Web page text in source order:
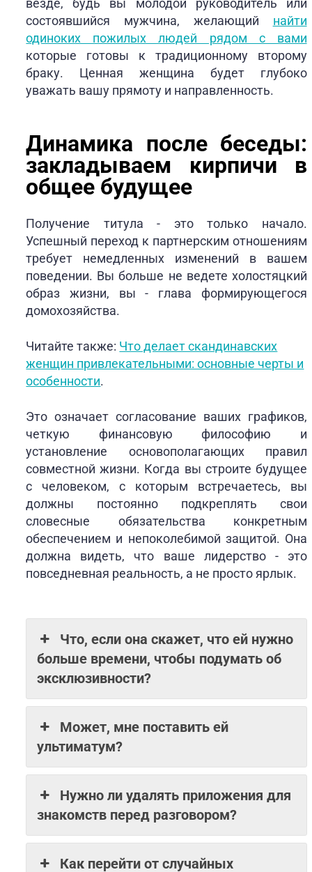
везде, будь вы молодой руководитель или
состоявшийся мужчина, желающий найти
одиноких пожилых людей рядом с вами
которые готовы к традиционному второму
браку. Ценная женщина будет глубоко
уважать вашу прямоту и направленность.
Динамика после беседы:
закладываем кирпичи в
общее будущее
Получение титула - это только начало.
Успешный переход к партнерским отношениям
требует немедленных изменений в вашем
поведении. Вы больше не ведете холостяцкий
образ жизни, вы - глава формирующегося
домохозяйства.
Читайте также: Что делает скандинавских
женщин привлекательными: основные черты и
особенности.
Это означает согласование ваших графиков,
четкую финансовую философию и
установление основополагающих правил
совместной жизни. Когда вы строите будущее
с человеком, с которым встречаетесь, вы
должны постоянно подкреплять свои
словесные обязательства конкретным
обеспечением и непоколебимой защитой. Она
должна видеть, что ваше лидерство - это
повседневная реальность, а не просто ярлык.
Что, если она скажет, что ей нужно
больше времени, чтобы подумать об
эксклюзивности?
Может, мне поставить ей
ультиматум?
Нужно ли удалять приложения для
знакомств перед разговором?
Как перейти от случайных